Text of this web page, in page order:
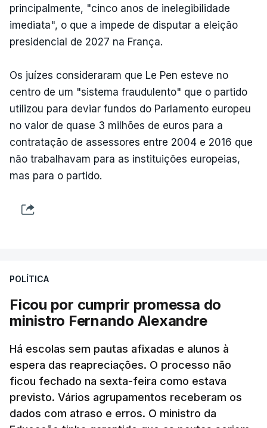
principalmente, "cinco anos de inelegibilidade
imediata", o que a impede de disputar a eleição
presidencial de 2027 na França.
Os juízes consideraram que Le Pen esteve no
centro de um "sistema fraudulento" que o partido
utilizou para deviar fundos do Parlamento europeu
no valor de quase 3 milhões de euros para a
contratação de assessores entre 2004 e 2016 que
não trabalhavam para as instituições europeias,
mas para o partido.
POLÍTICA
Ficou por cumprir promessa do
ministro Fernando Alexandre
Há escolas sem pautas afixadas e alunos à
espera das reapreciações. O processo não
ficou fechado na sexta-feira como estava
previsto. Vários agrupamentos receberam os
dados com atraso e erros. O ministro da